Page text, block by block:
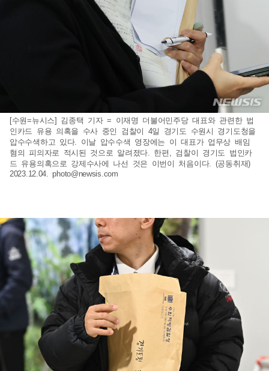
[수원=뉴시스] 김종택 기자 = 이재명 더불어민주당 대표와 관련한 법
인카드 유용 의혹을 수사 중인 검찰이 4일 경기도 수원시 경기도청을
압수수색하고 있다. 이날 압수수색 영장에는 이 대표가 업무상 배임
혐의 피의자로 적시된 것으로 알려졌다. 한편, 검찰이 경기도 법인카
드 유용의혹으로 강제수사에 나선 것은 이번이 처음이다. (공동취재)
2023.12.04.photo@newsis.com